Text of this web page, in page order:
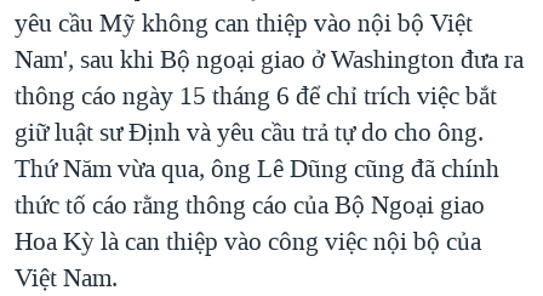
yêu cầu Mỹ không can thiệp vào nội bộ Việt
Nam', sau khi Bộ ngoại giao ở Washington đưa ra
thông cáo ngày 15 tháng 6 để chỉ trích việc bắt
giữ luật sư Định và yêu cầu trả tự do cho ông.
Thứ Năm vừa qua, ông Lê Dũng cũng đã chính
thức tố cáo rằng thông cáo của Bộ Ngoại giao
Hoa Kỳ là can thiệp vào công việc nội bộ của
Việt Nam.